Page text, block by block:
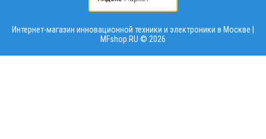
Интернет-магазин инновационной техники и электроники в Москве |
MFshop.RU © 2026